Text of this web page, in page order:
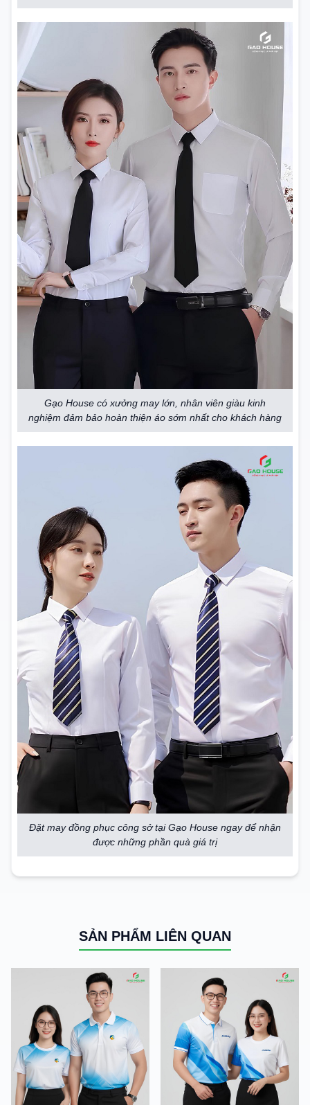
Gạo House có xưởng may lớn, nhân viên giàu kinh
nghiệm đảm bảo hoàn thiện áo sớm nhất cho khách hàng
Đặt may đồng phục công sở tại Gạo House ngay để nhận
được những phần quà giá trị
SẢN PHẨM LIÊN QUAN